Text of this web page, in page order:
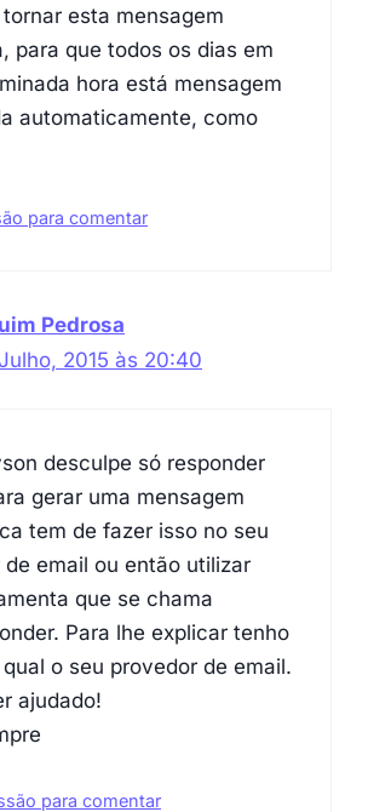
esta mensagem
para que todos os dias em
hora está mensagem
automaticamente, como
para comentar
Pedrosa
2015 às 20:40
desculpe só responder
gerar uma mensagem
tem de fazer isso no seu
de email ou então utilizar
que se chama
Para lhe explicar tenho
o seu provedor de email.
ajudado!
para comentar